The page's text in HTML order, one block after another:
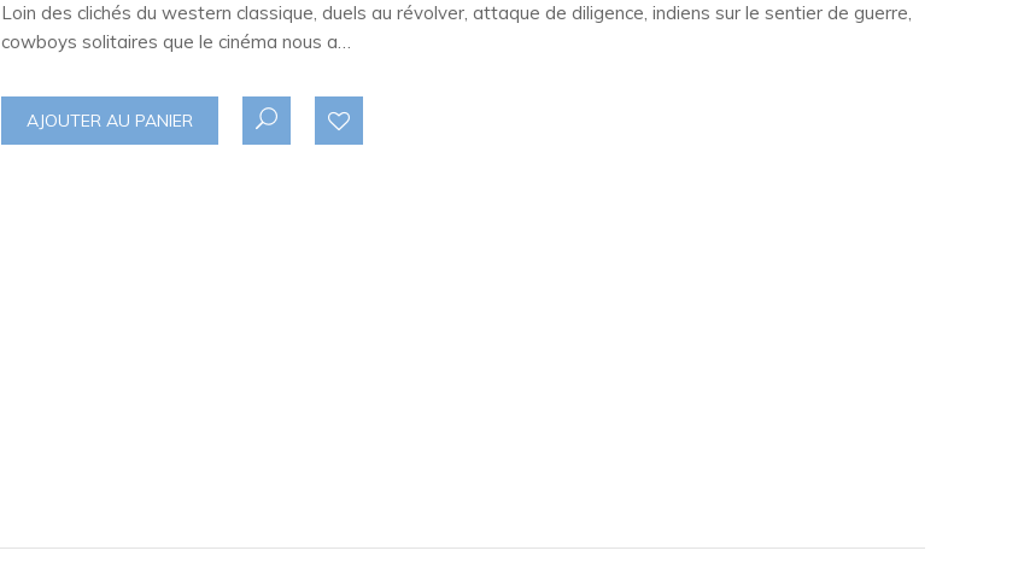
Loin des clichés du western classique, duels au révolver, attaque de diligence, indiens sur le sentier de guerre,
cowboys solitaires que le cinéma nous a…
AJOUTER AU PANIER